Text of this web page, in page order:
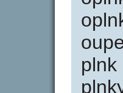
plnk